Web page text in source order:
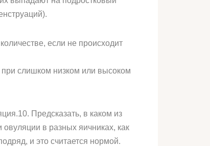
если не происходит
при слишком низком или высоком
Предсказать, в каком из
в разных яичниках, как
и это считается нормой.